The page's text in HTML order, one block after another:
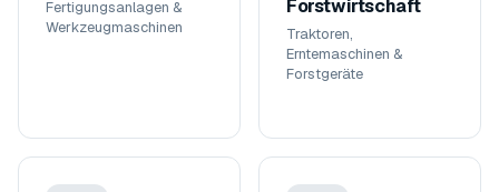
Fertigungsanlagen &
Werkzeugmaschinen
Forstwirtschaft
Traktoren,
Erntemaschinen &
Forstgeräte